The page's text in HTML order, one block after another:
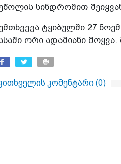
სინდრომით
ტყიბულში 27
ორი ადამიანი
კომენტარი (0)